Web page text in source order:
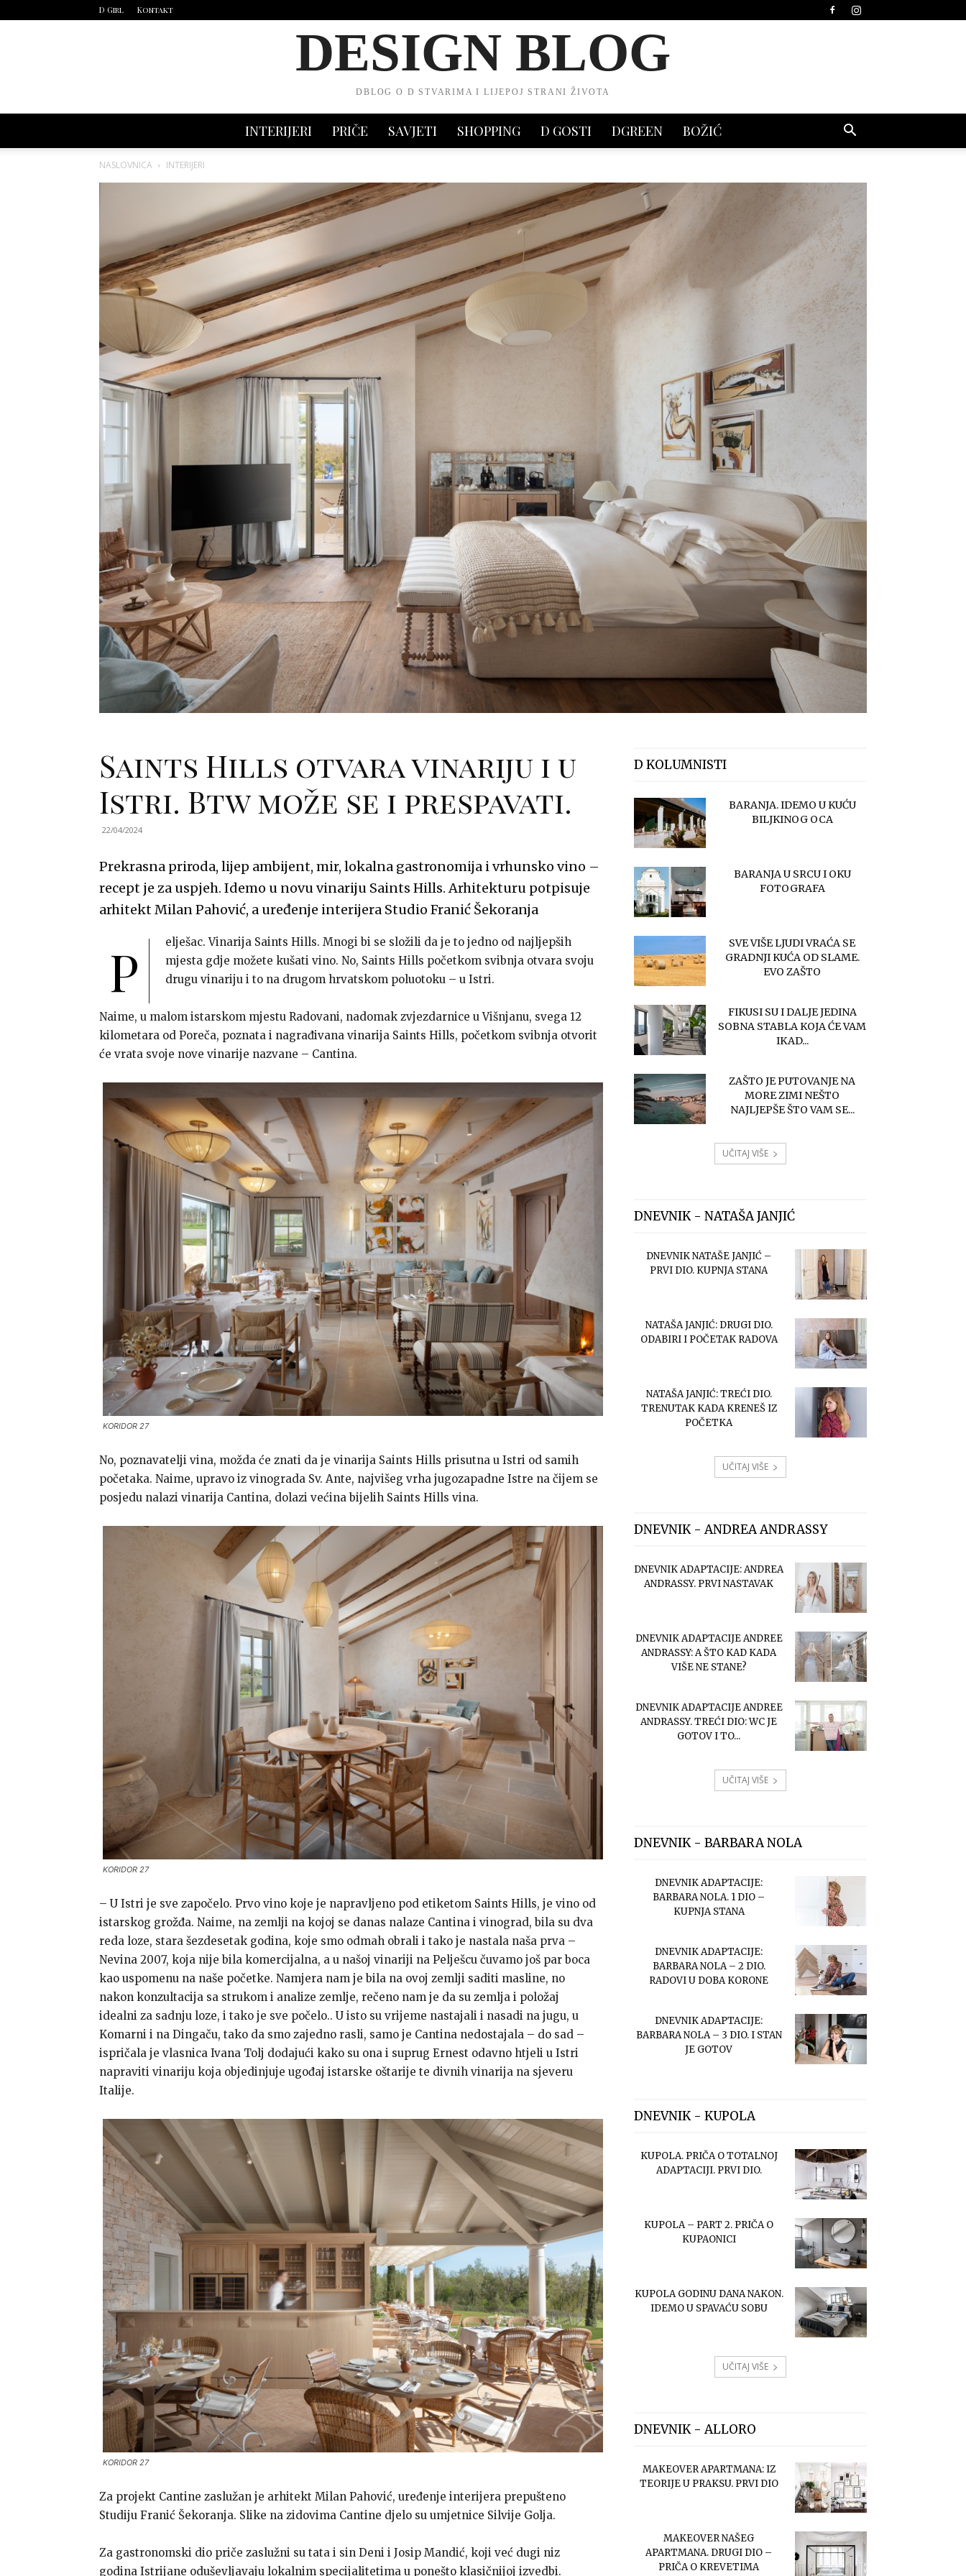
D Girl Kontakt
DESIGN BLOG
DBLOG O D STVARIMA I LIJEPOJ STRANI ŽIVOTA
INTERIJERI PRIČE SAVJETI SHOPPING D GOSTI DGREEN BOŽIĆ
NASLOVNICA INTERIJERI
Saints Hills otvara vinariju i u
Istri. Btw može se i prespavati.
22/04/2024
Prekrasna priroda, lijep ambijent, mir, lokalna gastronomija i vrhunsko vino –
recept je za uspjeh. Idemo u novu vinariju Saints Hills. Arhitekturu potpisuje
arhitekt Milan Pahović, a uređenje interijera Studio Franić Šekoranja
P
elješac. Vinarija Saints Hills. Mnogi bi se složili da je to jedno od najljepših
mjesta gdje možete kušati vino. No, Saints Hills početkom svibnja otvara svoju
drugu vinariju i to na drugom hrvatskom poluotoku – u Istri.
Naime, u malom istarskom mjestu Radovani, nadomak zvjezdarnice u Višnjanu, svega 12
kilometara od Poreča, poznata i nagrađivana vinarija Saints Hills, početkom svibnja otvorit
će vrata svoje nove vinarije nazvane – Cantina.
KORIDOR 27
No, poznavatelji vina, možda će znati da je vinarija Saints Hills prisutna u Istri od samih
početaka. Naime, upravo iz vinograda Sv. Ante, najvišeg vrha jugozapadne Istre na čijem se
posjedu nalazi vinarija Cantina, dolazi većina bijelih Saints Hills vina.
KORIDOR 27
– U Istri je sve započelo. Prvo vino koje je napravljeno pod etiketom Saints Hills, je vino od
istarskog grožđa. Naime, na zemlji na kojoj se danas nalaze Cantina i vinograd, bila su dva
reda loze, stara šezdesetak godina, koje smo odmah obrali i tako je nastala naša prva –
Nevina 2007, koja nije bila komercijalna, a u našoj vinariji na Pelješcu čuvamo još par boca
kao uspomenu na naše početke. Namjera nam je bila na ovoj zemlji saditi masline, no
nakon konzultacija sa strukom i analize zemlje, rečeno nam je da su zemlja i položaj
idealni za sadnju loze, i tako je sve počelo.. U isto su vrijeme nastajali i nasadi na jugu, u
Komarni i na Dingaču, tako da smo zajedno rasli, samo je Cantina nedostajala – do sad –
ispričala je vlasnica Ivana Tolj dodajući kako su ona i suprug Ernest odavno htjeli u Istri
napraviti vinariju koja objedinjuje ugođaj istarske oštarije te divnih vinarija na sjeveru
Italije.
KORIDOR 27
Za projekt Cantine zaslužan je arhitekt Milan Pahović, uređenje interijera prepušteno
Studiju Franić Šekoranja. Slike na zidovima Cantine djelo su umjetnice Silvije Golja.
Za gastronomski dio priče zaslužni su tata i sin Deni i Josip Mandić, koji već dugi niz
godina Istrijane oduševljavaju lokalnim specijalitetima u ponešto klasičnijoj izvedbi.
D KOLUMNISTI
BARANJA. IDEMO U KUĆU
BILJKINOG OCA
BARANJA U SRCU I OKU
FOTOGRAFA
SVE VIŠE LJUDI VRAĆA SE
GRADNJI KUĆA OD SLAME.
EVO ZAŠTO
FIKUSI SU I DALJE JEDINA
SOBNA STABLA KOJA ĆE VAM
IKAD...
ZAŠTO JE PUTOVANJE NA
MORE ZIMI NEŠTO
NAJLJEPŠE ŠTO VAM SE...
UČITAJ VIŠE
DNEVNIK - NATAŠA JANJIĆ
DNEVNIK NATAŠE JANJIĆ –
PRVI DIO. KUPNJA STANA
NATAŠA JANJIĆ: DRUGI DIO.
ODABIRI I POČETAK RADOVA
NATAŠA JANJIĆ: TREĆI DIO.
TRENUTAK KADA KRENEŠ IZ
POČETKA
UČITAJ VIŠE
DNEVNIK - ANDREA ANDRASSY
DNEVNIK ADAPTACIJE: ANDREA
ANDRASSY. PRVI NASTAVAK
DNEVNIK ADAPTACIJE ANDREE
ANDRASSY: A ŠTO KAD KADA
VIŠE NE STANE?
DNEVNIK ADAPTACIJE ANDREE
ANDRASSY. TREĆI DIO: WC JE
GOTOV I TO...
UČITAJ VIŠE
DNEVNIK - BARBARA NOLA
DNEVNIK ADAPTACIJE:
BARBARA NOLA. 1 DIO –
KUPNJA STANA
DNEVNIK ADAPTACIJE:
BARBARA NOLA – 2 DIO.
RADOVI U DOBA KORONE
DNEVNIK ADAPTACIJE:
BARBARA NOLA – 3 DIO. I STAN
JE GOTOV
DNEVNIK - KUPOLA
KUPOLA. PRIČA O TOTALNOJ
ADAPTACIJI. PRVI DIO.
KUPOLA – PART 2. PRIČA O
KUPAONICI
KUPOLA GODINU DANA NAKON.
IDEMO U SPAVAĆU SOBU
UČITAJ VIŠE
DNEVNIK - ALLORO
MAKEOVER APARTMANA: IZ
TEORIJE U PRAKSU. PRVI DIO
MAKEOVER NAŠEG
APARTMANA. DRUGI DIO –
PRIČA O KREVETIMA